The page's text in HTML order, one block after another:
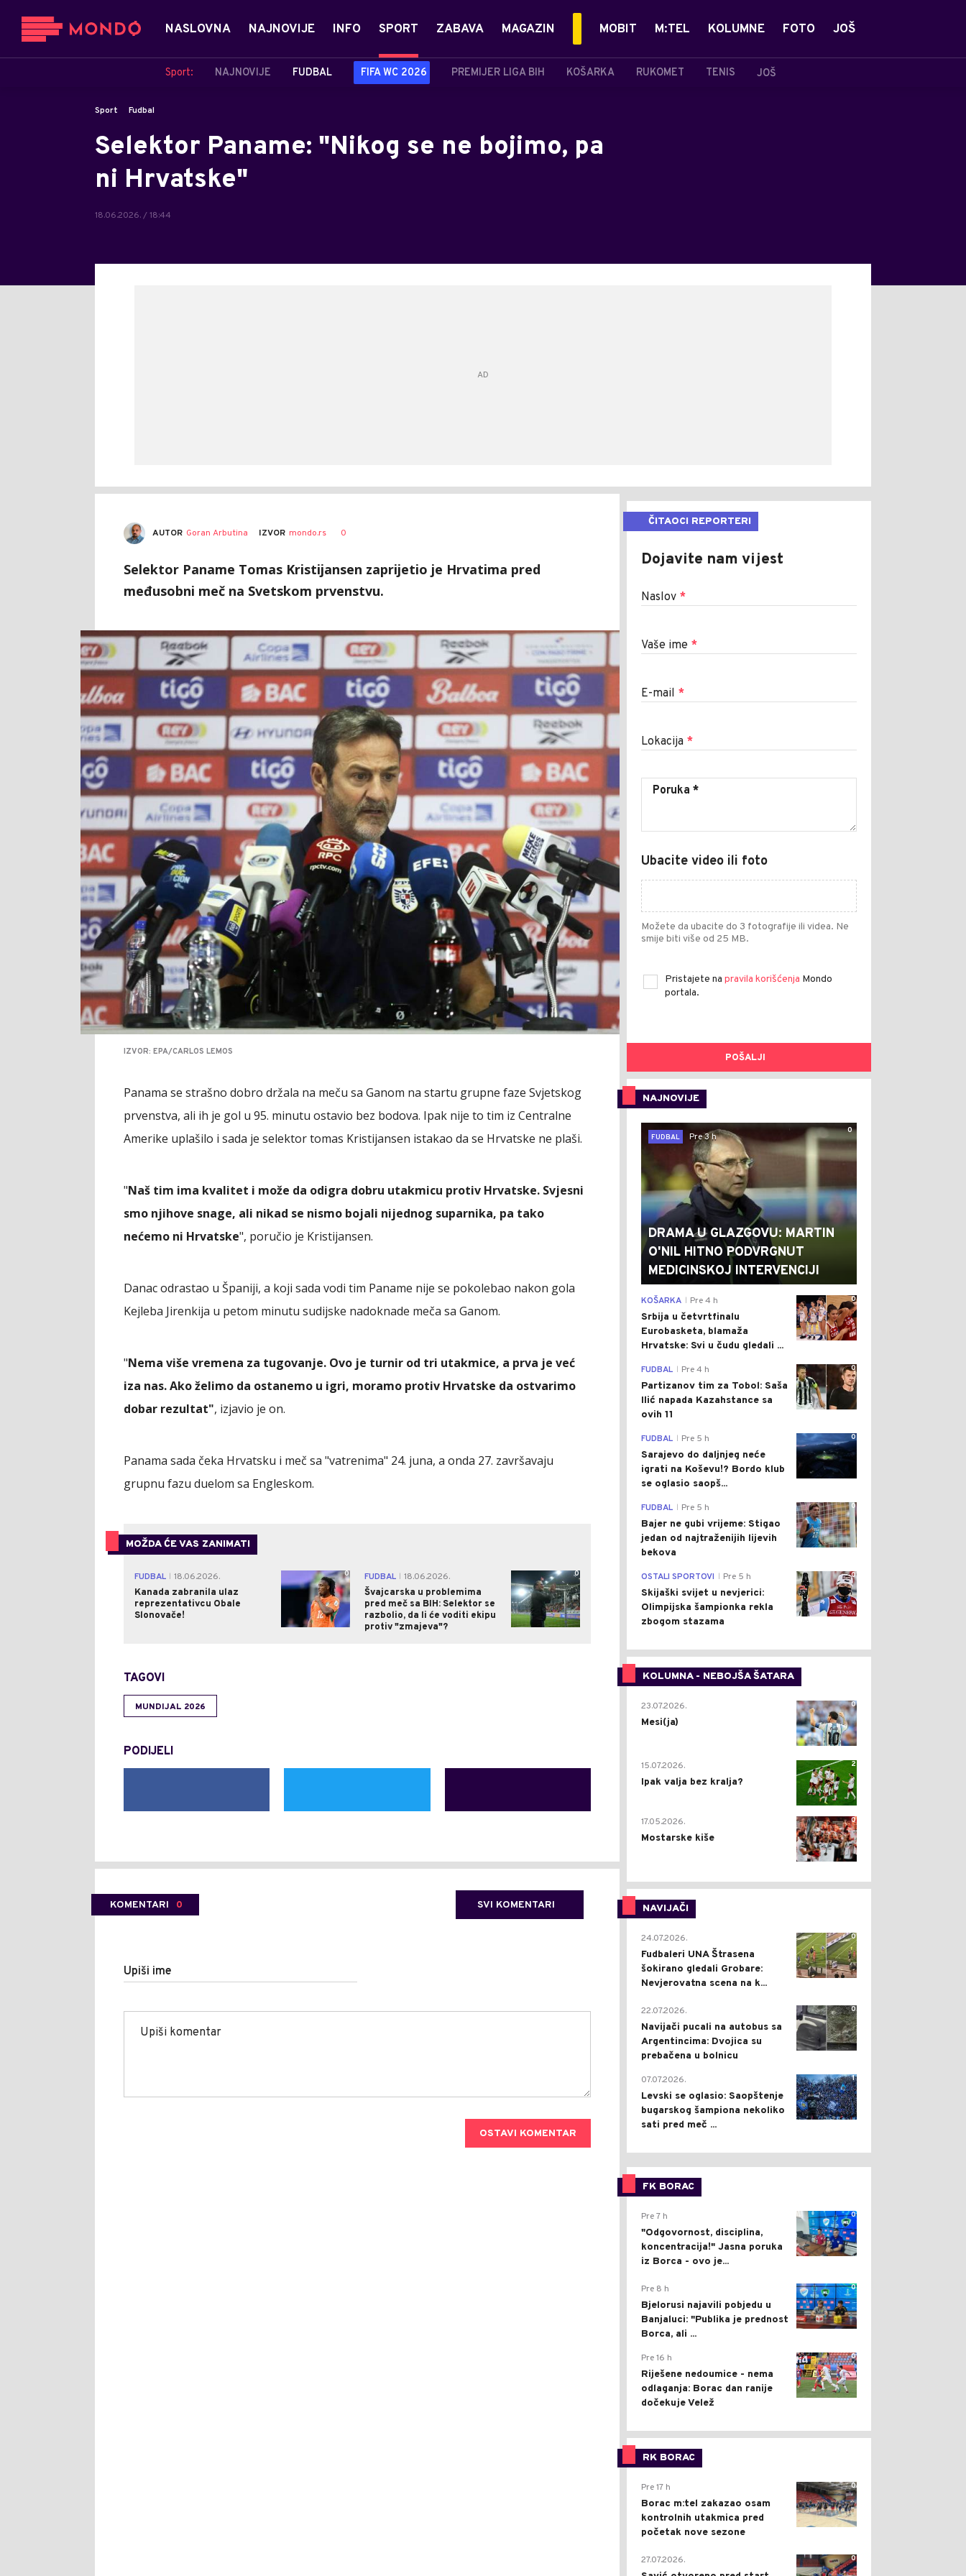
NASLOVNA NAJNOVIJE INFO SPORT
Sport: NAJNOVIJE FUDBAL FIFA WC 2026 PREMIJER LIGA BIH KOŠARKA RUKOMET TENIS JOŠ
ZABAVA MAGAZIN MOBIT M:TEL KOLUMNE FOTO JOŠ
Sport Fudbal
Selektor Paname: "Nikog se ne bojimo, pa
ni Hrvatske"
18.06.2026. / 18:44
AUTOR Goran Arbutina IZVOR mondo.rs 0
Selektor Paname Tomas Kristijansen zaprijetio je Hrvatima pred
međusobni meč na Svetskom prvenstvu.
IZVOR: EPA/CARLOS LEMOS
Panama se strašno dobro držala na meču sa Ganom na startu grupne faze Svjetskog
prvenstva, ali ih je gol u 95. minutu ostavio bez bodova. Ipak nije to tim iz Centralne
Amerike uplašilo i sada je selektor tomas Kristijansen istakao da se Hrvatske ne plaši.
"Naš tim ima kvalitet i može da odigra dobru utakmicu protiv Hrvatske. Svjesni
smo njihove snage, ali nikad se nismo bojali nijednog suparnika, pa tako
nećemo ni Hrvatske", poručio je Kristijansen.
Danac odrastao u Španiji, a koji sada vodi tim Paname nije se pokolebao nakon gola
Kejleba Jirenkija u petom minutu sudijske nadoknade meča sa Ganom.
"Nema više vremena za tugovanje. Ovo je turnir od tri utakmice, a prva je već
iza nas. Ako želimo da ostanemo u igri, moramo protiv Hrvatske da ostvarimo
dobar rezultat", izjavio je on.
Panama sada čeka Hrvatsku i meč sa "vatrenima" 24. juna, a onda 27. završavaju
grupnu fazu duelom sa Engleskom.
MOŽDA ĆE VAS ZANIMATI
FUDBAL
18.06.2026.
Kanada zabranila ulaz
reprezentativcu Obale
Slonovače!
0 FUDBAL
18.06.2026.
Švajcarska u problemima
pred meč sa BIH: Selektor se
razbolio, da li će voditi ekipu
protiv "zmajeva"?
0
TAGOVI
MUNDIJAL 2026
PODIJELI
KOMENTARI 0 SVI KOMENTARI
Upiši ime
OSTAVI KOMENTAR
ČITAOCI REPORTERI
Dojavite nam vijest
Naslov *
Vaše ime *
E-mail *
Lokacija *
Ubacite video ili foto
Možete da ubacite do 3 fotografije ili videa. Ne
smije biti više od 25 MB.
Pristajete na pravila korišćenja Mondo
portala.
POŠALJI
NAJNOVIJE
0
FUDBAL
Pre 3 h
DRAMA U GLAZGOVU: MARTIN
O'NIL HITNO PODVRGNUT
MEDICINSKOJ INTERVENCIJI
0
KOŠARKA Pre 4 h
Srbija u četvrtfinalu
Eurobasketa, blamaža
Hrvatske: Svi u čudu gledali ...
0
FUDBAL Pre 4 h
Partizanov tim za Tobol: Saša
Ilić napada Kazahstance sa
ovih 11
0
FUDBAL Pre 5 h
Sarajevo do daljnjeg neće
igrati na Koševu!? Bordo klub
se oglasio saopš...
0
FUDBAL Pre 5 h
Bajer ne gubi vrijeme: Stigao
jedan od najtraženijih lijevih
bekova
0
OSTALI SPORTOVI Pre 5 h
Skijaški svijet u nevjerici:
Olimpijska šampionka rekla
zbogom stazama
KOLUMNA - NEBOJŠA ŠATARA
0
23.07.2026.
Mesi(ja)
2
15.07.2026.
Ipak valja bez kralja?
0
17.05.2026.
Mostarske kiše
NAVIJAČI
0
24.07.2026.
Fudbaleri UNA Štrasena
šokirano gledali Grobare:
Nevjerovatna scena na k...
0
22.07.2026.
Navijači pucali na autobus sa
Argentincima: Dvojica su
prebačena u bolnicu
1
07.07.2026.
Levski se oglasio: Saopštenje
bugarskog šampiona nekoliko
sati pred meč ...
FK BORAC
0
Pre 7 h
"Odgovornost, disciplina,
koncentracija!" Jasna poruka
iz Borca - ovo je...
0
Pre 8 h
Bjelorusi najavili pobjedu u
Banjaluci: "Publika je prednost
Borca, ali ...
0
Pre 16 h
Riješene nedoumice - nema
odlaganja: Borac dan ranije
dočekuje Velež
RK BORAC
0
Pre 17 h
Borac m:tel zakazao osam
kontrolnih utakmica pred
početak nove sezone
0
27.07.2026.